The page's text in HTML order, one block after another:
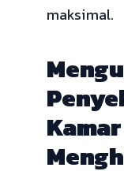
maksimal.